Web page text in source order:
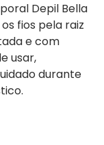
Depil Bella
fios pela raiz
e com
usar,
durante